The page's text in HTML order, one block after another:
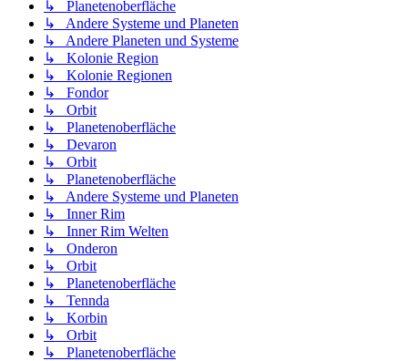
↳ Planetenoberfläche
↳ Andere Systeme und Planeten
↳ Andere Planeten und Systeme
↳ Kolonie Region
↳ Kolonie Regionen
↳ Fondor
↳ Orbit
↳ Planetenoberfläche
↳ Devaron
↳ Orbit
↳ Planetenoberfläche
↳ Andere Systeme und Planeten
↳ Inner Rim
↳ Inner Rim Welten
↳ Onderon
↳ Orbit
↳ Planetenoberfläche
↳ Tennda
↳ Korbin
↳ Orbit
↳ Planetenoberfläche